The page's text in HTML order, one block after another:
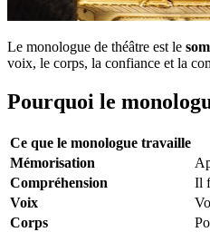
Le monologue de théâtre est le
voix, le corps, la confiance et la
Pourquoi le
Ce que le monologue travaille
Mémorisation
Compréhension
Il
Voix
Corps